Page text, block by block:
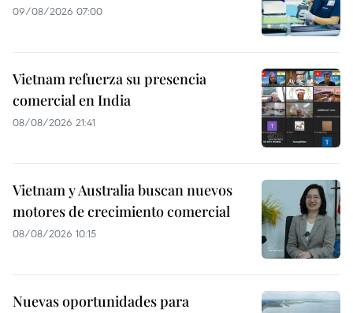
09/08/2026 07:00
Vietnam refuerza su presencia
comercial en India
08/08/2026 21:41
Vietnam y Australia buscan nuevos
motores de crecimiento comercial
08/08/2026 10:15
Nuevas oportunidades para